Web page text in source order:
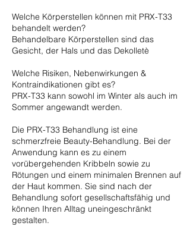
Welche Körperstellen können mit PRX-T33
behandelt werden?
Behandelbare Körperstellen sind das
Gesicht, der Hals und das Dekolletè
Welche Risiken, Nebenwirkungen &
Kontraindikationen gibt es?
PRX-T33 kann sowohl im Winter als auch im
Sommer angewandt werden.
Die PRX-T33 Behandlung ist eine
schmerzfreie Beauty-Behandlung. Bei der
Anwendung kann es zu einem
vorübergehenden Kribbeln sowie zu
Rötungen und einem minimalen Brennen auf
der Haut kommen. Sie sind nach der
Behandlung sofort gesellschaftsfähig und
können Ihren Alltag uneingeschränkt
gestalten.